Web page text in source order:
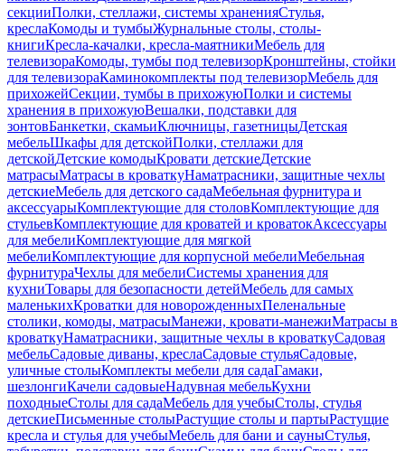
секцииПолки, стеллажи, системы храненияСтулья,
креслаКомоды и тумбыЖурнальные столы, столы-
книгиКресла-качалки, кресла-маятникиМебель для
телевизораКомоды, тумбы под телевизорКронштейны, стойки
для телевизораКаминокомплекты под телевизорМебель для
прихожейСекции, тумбы в прихожуюПолки и системы
хранения в прихожуюВешалки, подставки для
зонтовБанкетки, скамьиКлючницы, газетницыДетская
мебельШкафы для детскойПолки, стеллажи для
детскойДетские комодыКровати детскиеДетские
матрасыМатрасы в кроваткуНаматрасники, защитные чехлы
детскиеМебель для детского садаМебельная фурнитура и
аксессуарыКомплектующие для столовКомплектующие для
стульевКомплектующие для кроватей и кроватокАксессуары
для мебелиКомплектующие для мягкой
мебелиКомплектующие для корпусной мебелиМебельная
фурнитураЧехлы для мебелиСистемы хранения для
кухниТовары для безопасности детейМебель для самых
маленькихКроватки для новорожденныхПеленальные
столики, комоды, матрасыМанежи, кровати-манежиМатрасы в
кроваткуНаматрасники, защитные чехлы в кроваткуСадовая
мебельСадовые диваны, креслаСадовые стульяСадовые,
уличные столыКомплекты мебели для садаГамаки,
шезлонгиКачели садовыеНадувная мебельКухни
походныеСтолы для садаМебель для учебыСтолы, стулья
детскиеПисьменные столыРастущие столы и партыРастущие
кресла и стулья для учебыМебель для бани и сауныСтулья,